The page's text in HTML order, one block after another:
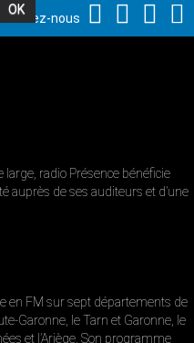
Suivez-nous
radio Présence bénéficie
auprès de ses auditeurs et d’une
en FM sur sept départements de
Garonne, le Tarn et Garonne, le
et l’Ariège. Son programme